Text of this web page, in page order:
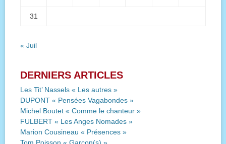
31
« Juil
DERNIERS ARTICLES
Les Tit’ Nassels « Les autres »
DUPONT « Pensées Vagabondes »
Michel Boutet « Comme le chanteur »
FULBERT « Les Anges Nomades »
Marion Cousineau « Présences »